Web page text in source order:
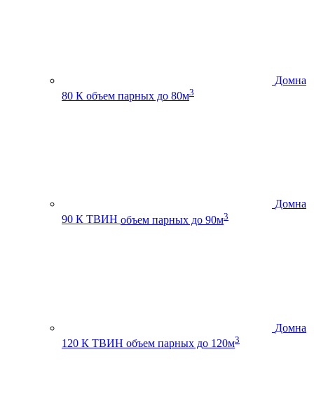
Домна
80 К объем парных до 80м3
Домна
90 К ТВИН объем парных до 90м3
Домна
120 К ТВИН объем парных до 120м3